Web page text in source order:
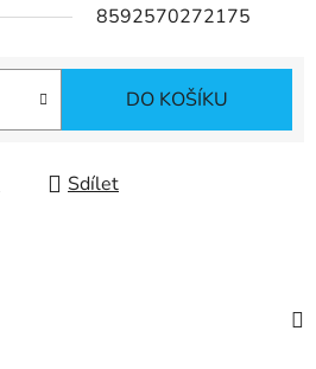
8592570272175
DO KOŠÍKU
Sdílet